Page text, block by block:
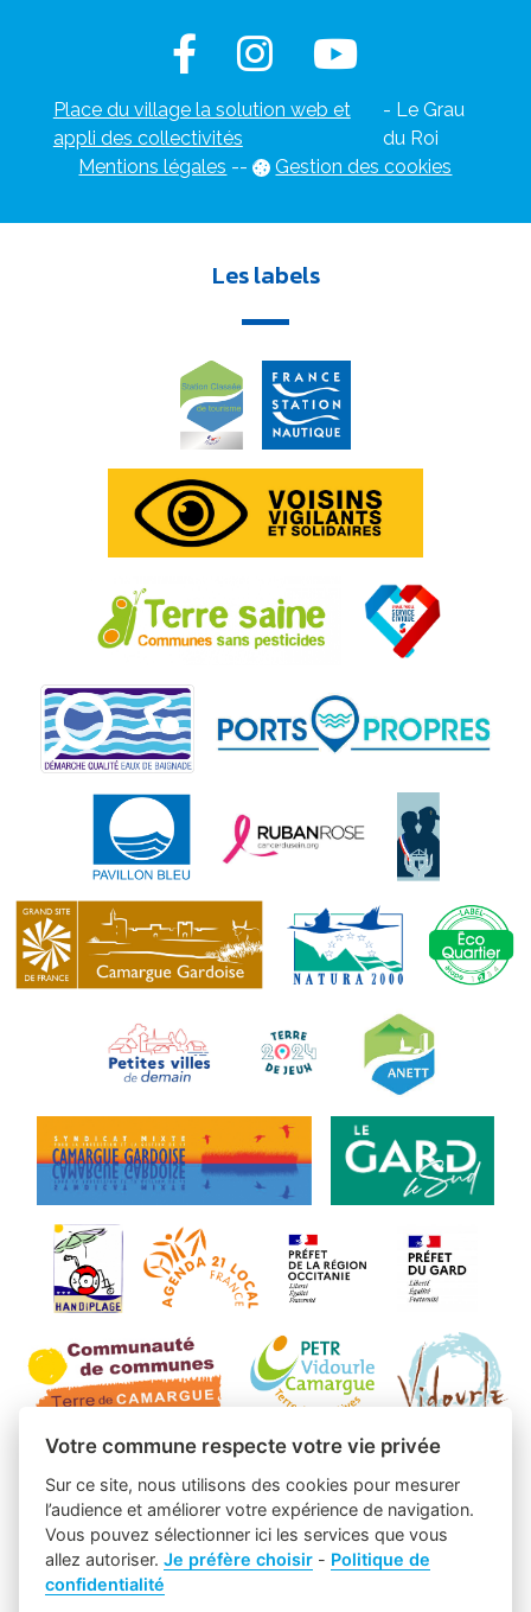
Place du village la solution web et
appli des collectivités
- Le Grau
du Roi
Mentions légales -- Gestion des cookies
Les labels
Votre commune respecte votre vie privée
Sur ce site, nous utilisons des cookies pour mesurer
l’audience et améliorer votre expérience de navigation.
Vous pouvez sélectionner ici les services que vous
allez autoriser.Je préfère choisir - Politique de
confidentialité